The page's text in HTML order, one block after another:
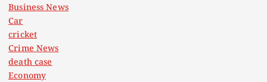
Business News
Car
cricket
Crime News
death case
Economy